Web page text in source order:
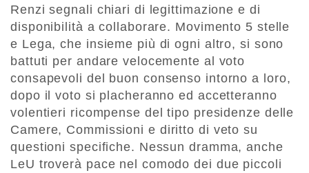
Renzi segnali chiari di legittimazione e di
disponibilità a collaborare. Movimento 5 stelle
e Lega, che insieme più di ogni altro, si sono
battuti per andare velocemente al voto
consapevoli del buon consenso intorno a loro,
dopo il voto si placheranno ed accetteranno
volentieri ricompense del tipo presidenze delle
Camere, Commissioni e diritto di veto su
questioni specifiche. Nessun dramma, anche
LeU troverà pace nel comodo dei due piccoli